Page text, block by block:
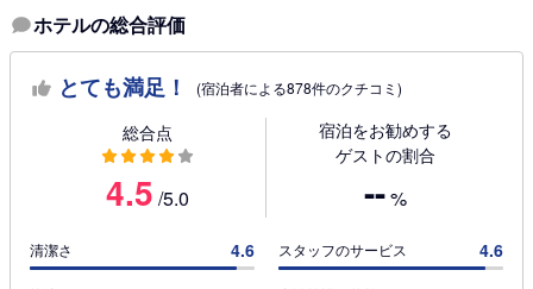
ホテルの総合評価
とても満足！ (宿泊者による878件のクチコミ)
総合点
4.5 /5.0
宿泊をお勧めする
ゲストの割合
--%
清潔さ 4.6 スタッフのサービス 4.6